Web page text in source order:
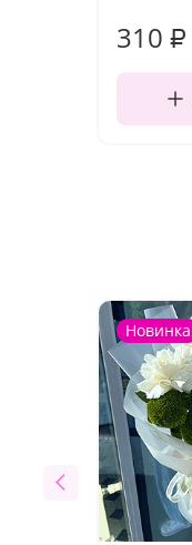
310 ₽
Новинка